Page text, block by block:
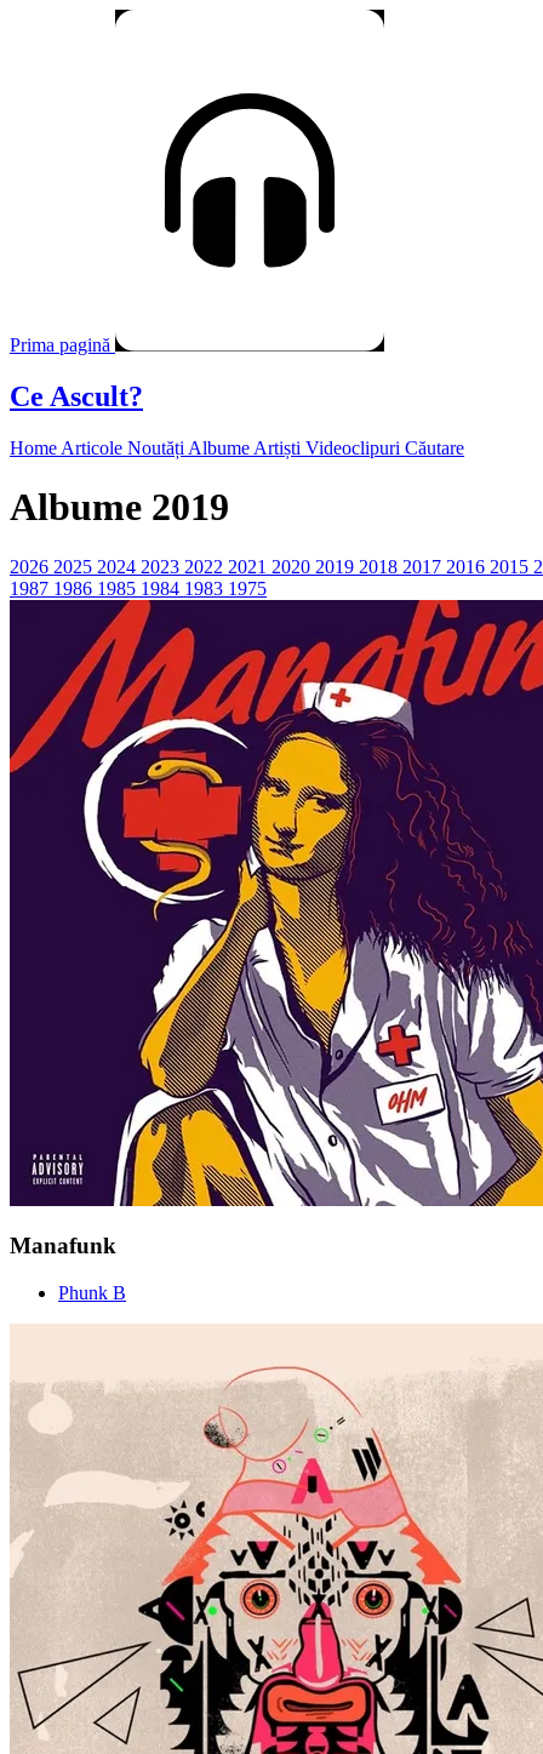
Prima pagină
Ce Ascult?
Home Articole Noutăți Albume Artiști Videoclipuri Căutare
Albume 2019
2026 2025 2024 2023 2022 2021 2020 2019 2018 2017 2016 2015
1987 1986 1985 1984 1983 1975
Manafunk
Phunk B